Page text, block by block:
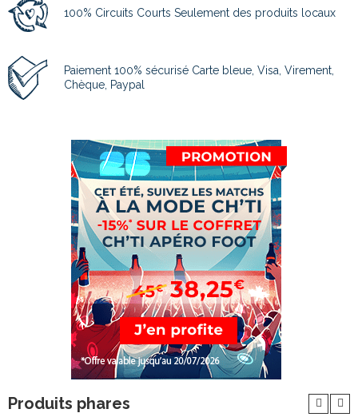
100% Circuits Courts Seulement des produits locaux
Paiement 100% sécurisé Carte bleue, Visa, Virement,
Chèque, Paypal
Produits phares